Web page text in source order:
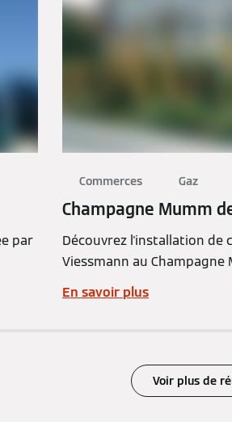
par
Commerces Gaz
Champagne Mumm
Découvrez l'installation de
Viessmann au Champagne
En savoir plus
Voir plus de